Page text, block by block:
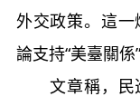
外交政策。這
論支持“美臺關係
文章稱，民